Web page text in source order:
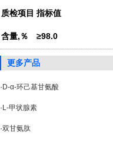
质检项目 指标值
含量,％ ≥98.0
更多产品
· D-α-环己基甘氨酸
· L-甲状腺素
·双甘氨肽